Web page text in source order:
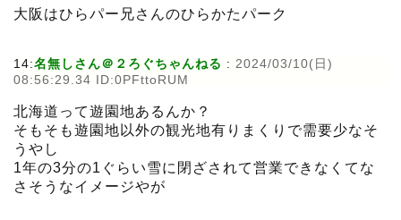
大阪はひらパー兄さんのひらかたパーク
14:名無しさん＠２ろぐちゃんねる : 2024/03/10(日)
08:56:29.34 ID:0PFttoRUM
北海道って遊園地あるんか？
そもそも遊園地以外の観光地有りまくりで需要少なそ
うやし
1年の3分の1ぐらい雪に閉ざされて営業できなくてな
さそうなイメージやが